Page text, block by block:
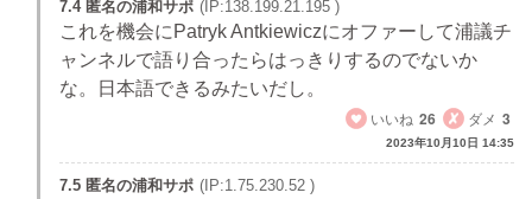
7.4 匿名の浦和サポ (IP:138.199.21.195 )
これを機会にPatryk Antkiewiczにオファーして浦議チ
ャンネルで語り合ったらはっきりするのでないか
な。日本語できるみたいだし。
いいね 26 ダメ 3
2023年10月10日 14:35
7.5 匿名の浦和サポ (IP:1.75.230.52 )